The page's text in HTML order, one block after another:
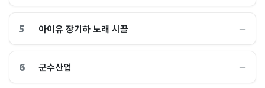
5 아이유 장기하 노래 시끌 ―
6 군수산업 ―